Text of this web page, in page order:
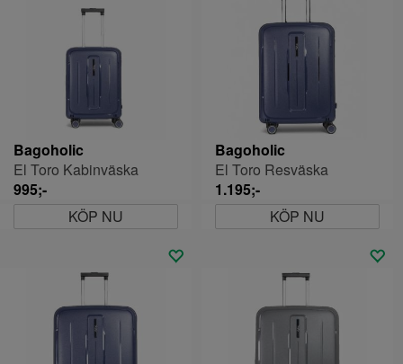
Bagoholic
El Toro Kabinväska
995;-
KÖP NU
Bagoholic
El Toro Resväska
1.195;-
KÖP NU